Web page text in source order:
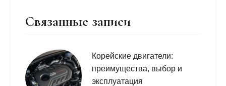
Связанные записи
Корейские двигатели:
преимущества, выбор и
эксплуатация